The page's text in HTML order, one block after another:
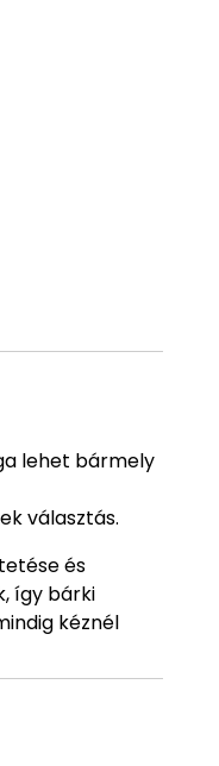
lehet bármely
választás.
és
így bárki
kéznél